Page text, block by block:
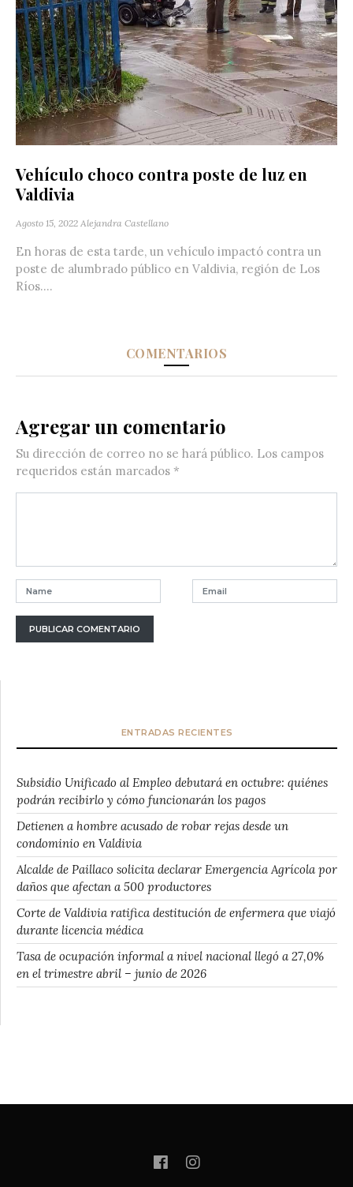
Vehículo choco contra poste de luz en
Valdivia
Agosto 15, 2022 Alejandra Castellano
En horas de esta tarde, un vehículo impactó contra un
poste de alumbrado público en Valdivia‬, región de Los
Ríos....
COMENTARIOS
Agregar un comentario
Su dirección de correo no se hará público. Los campos
requeridos están marcados *
ENTRADAS RECIENTES
Subsidio Unificado al Empleo debutará en octubre: quiénes
podrán recibirlo y cómo funcionarán los pagos
Detienen a hombre acusado de robar rejas desde un
condominio en Valdivia
Alcalde de Paillaco solicita declarar Emergencia Agrícola por
daños que afectan a 500 productores
Corte de Valdivia ratifica destitución de enfermera que viajó
durante licencia médica
Tasa de ocupación informal a nivel nacional llegó a 27,0%
en el trimestre abril – junio de 2026